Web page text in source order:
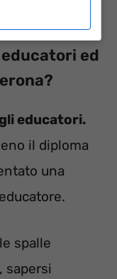
ed
educatori.
il diploma
una
spalle
sapersi